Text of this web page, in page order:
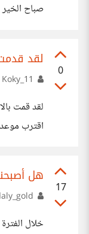
صباح
0
لقد
اقترب
17
هل
خلال